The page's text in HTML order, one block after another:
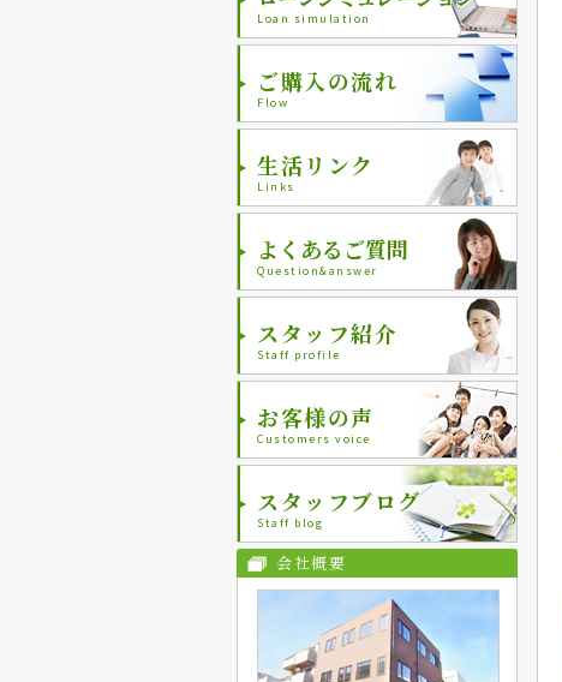
Loan simulation
ご購入の流れ
Flow
生活リンク
Links
よくあるご質問
Question&answer
スタッフ紹介
Staff profile
お客様の声
Customers voice
スタッフブログ
Staff blog
会社概要